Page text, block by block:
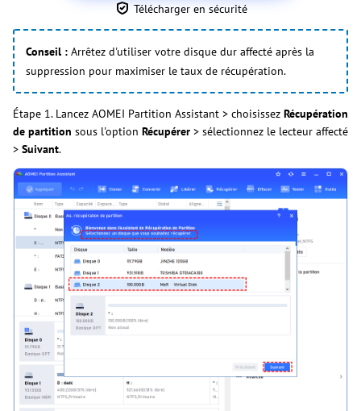
Télécharger en sécurité
Conseil : Arrêtez d'utiliser votre disque dur affecté après la
suppression pour maximiser le taux de récupération.
Étape 1. Lancez AOMEI Partition Assistant > choisissez Récupération
de partition sous l'option Récupérer > sélectionnez le lecteur affecté
> Suivant.